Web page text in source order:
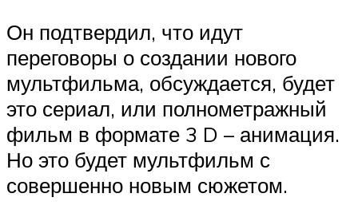
Он подтвердил, что идут
переговоры о создании нового
мультфильма, обсуждается, будет
это сериал, или полнометражный
фильм в формате 3 D – анимация.
Но это будет мультфильм с
совершенно новым сюжетом.